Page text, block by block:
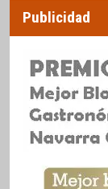
Publicidad